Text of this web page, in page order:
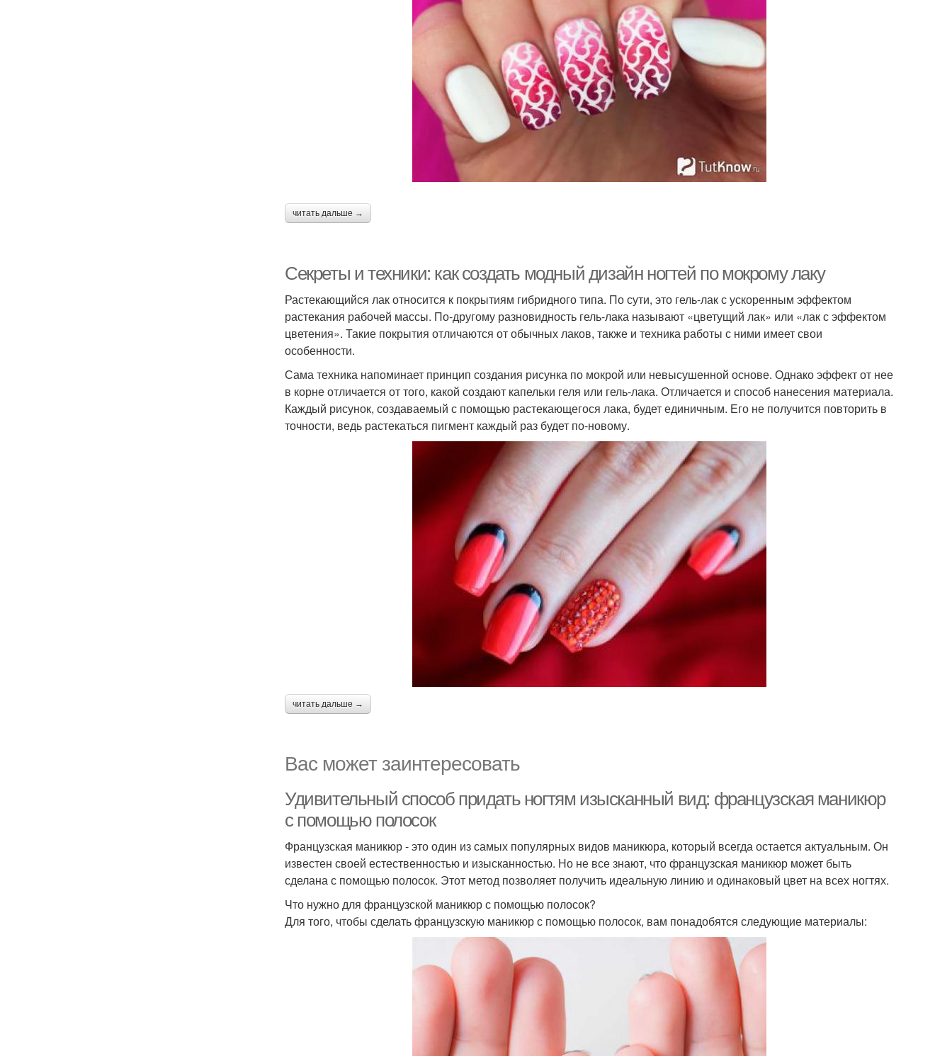
читать дальше →
Секреты и техники: как создать модный дизайн ногтей по мокрому лаку
Растекающийся лак относится к покрытиям гибридного типа. По сути, это гель-лак с ускоренным эффектом
растекания рабочей массы. По-другому разновидность гель-лака называют «цветущий лак» или «лак с эффектом
цветения». Такие покрытия отличаются от обычных лаков, также и техника работы с ними имеет свои
особенности.
Сама техника напоминает принцип создания рисунка по мокрой или невысушенной основе. Однако эффект от нее
в корне отличается от того, какой создают капельки геля или гель-лака. Отличается и способ нанесения материала.
Каждый рисунок, создаваемый с помощью растекающегося лака, будет единичным. Его не получится повторить в
точности, ведь растекаться пигмент каждый раз будет по-новому.
читать дальше →
Вас может заинтересовать
Удивительный способ придать ногтям изысканный вид: французская маникюр
с помощью полосок
Французская маникюр - это один из самых популярных видов маникюра, который всегда остается актуальным. Он
известен своей естественностью и изысканностью. Но не все знают, что французская маникюр может быть
сделана с помощью полосок. Этот метод позволяет получить идеальную линию и одинаковый цвет на всех ногтях.
Что нужно для французской маникюр с помощью полосок?
Для того, чтобы сделать французскую маникюр с помощью полосок, вам понадобятся следующие материалы: